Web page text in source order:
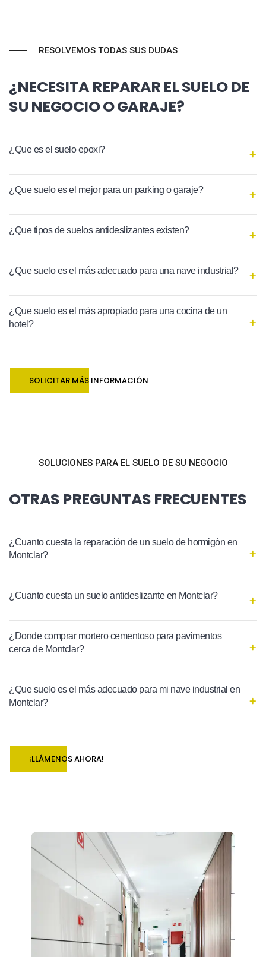
RESOLVEMOS TODAS SUS DUDAS
¿NECESITA REPARAR EL SUELO DE
SU NEGOCIO O GARAJE?
¿Que es el suelo epoxi?
¿Que suelo es el mejor para un parking o garaje?
¿Que tipos de suelos antideslizantes existen?
¿Que suelo es el más adecuado para una nave industrial?
¿Que suelo es el más apropiado para una cocina de un
hotel?
SOLICITAR MÁS INFORMACIÓN
SOLUCIONES PARA EL SUELO DE SU NEGOCIO
OTRAS PREGUNTAS FRECUENTES
¿Cuanto cuesta la reparación de un suelo de hormigón en
Montclar?
¿Cuanto cuesta un suelo antideslizante en Montclar?
¿Donde comprar mortero cementoso para pavimentos
cerca de Montclar?
¿Que suelo es el más adecuado para mi nave industrial en
Montclar?
¡LLÁMENOS AHORA!